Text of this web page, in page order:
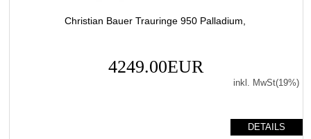
Christian Bauer Trauringe 950 Palladium,
4249.00EUR
inkl. MwSt(19%)
DETAILS